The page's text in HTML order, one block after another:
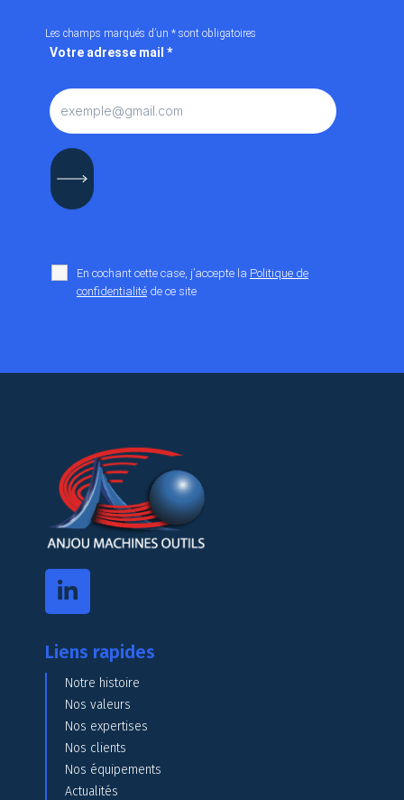
Les champs marqués d’un * sont obligatoires
Votre adresse mail *
En cochant cette case, j’accepte la Politique de
confidentialité de ce site
Liens rapides
Notre histoire
Nos valeurs
Nos expertises
Nos clients
Nos équipements
Actualités